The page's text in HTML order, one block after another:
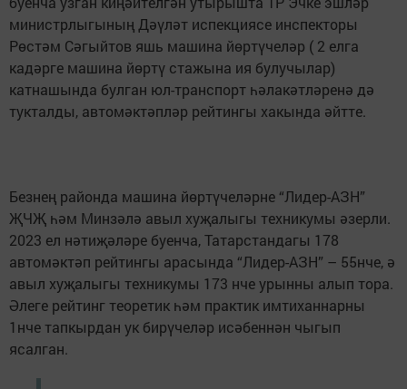
министрлыгының Дәүләт испекциясе инспекторы
Рөстәм Сәгыйтов яшь машина йөртүчеләр ( 2 елга
кадәрге машина йөртү стажына ия булучылар)
катнашында булган юл-транспорт һәлакәтләренә дә
тукталды, автомәктәпләр рейтингы хакында әйтте.
Безнең районда машина йөртүчеләрне “Лидер-АЗН”
ҖЧҖ һәм Минзәлә авыл хуҗалыгы техникумы әзерли.
2023 ел нәтиҗәләре буенча, Татарстандагы 178
автомәктәп рейтингы арасында “Лидер-АЗН” – 55нче, ә
авыл хуҗалыгы техникумы 173 нче урынны алып тора.
Әлеге рейтинг теоретик һәм практик имтиханнарны
1нче тапкырдан ук бирүчеләр исәбеннән чыгып
ясалган.